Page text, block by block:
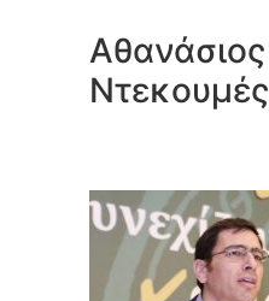
Αθανάσιος
Ντεκουμές